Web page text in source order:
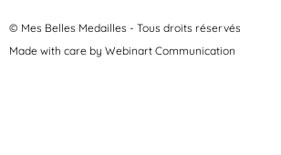
© Mes Belles Medailles - Tous droits réservés
Made with care by Webinart Communication